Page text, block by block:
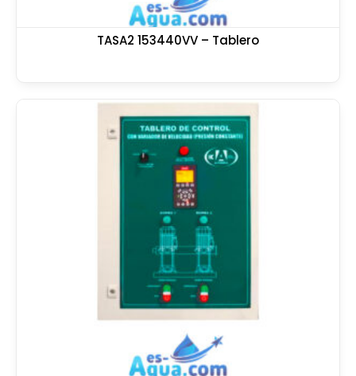
TASA2 153440VV – Tablero